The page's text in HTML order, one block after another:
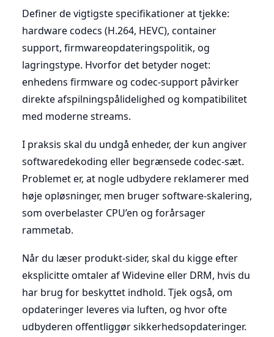
Definer de vigtigste specifikationer at tjekke:
hardware codecs (H.264, HEVC), container
support, firmwareopdateringspolitik, og
lagringstype. Hvorfor det betyder noget:
enhedens firmware og codec-support påvirker
direkte afspilningspålidelighed og kompatibilitet
med moderne streams.
I praksis skal du undgå enheder, der kun angiver
softwaredekoding eller begrænsede codec-sæt.
Problemet er, at nogle udbydere reklamerer med
høje opløsninger, men bruger software-skalering,
som overbelaster CPU’en og forårsager
rammetab.
Når du læser produkt-sider, skal du kigge efter
eksplicitte omtaler af Widevine eller DRM, hvis du
har brug for beskyttet indhold. Tjek også, om
opdateringer leveres via luften, og hvor ofte
udbyderen offentliggør sikkerhedsopdateringer.